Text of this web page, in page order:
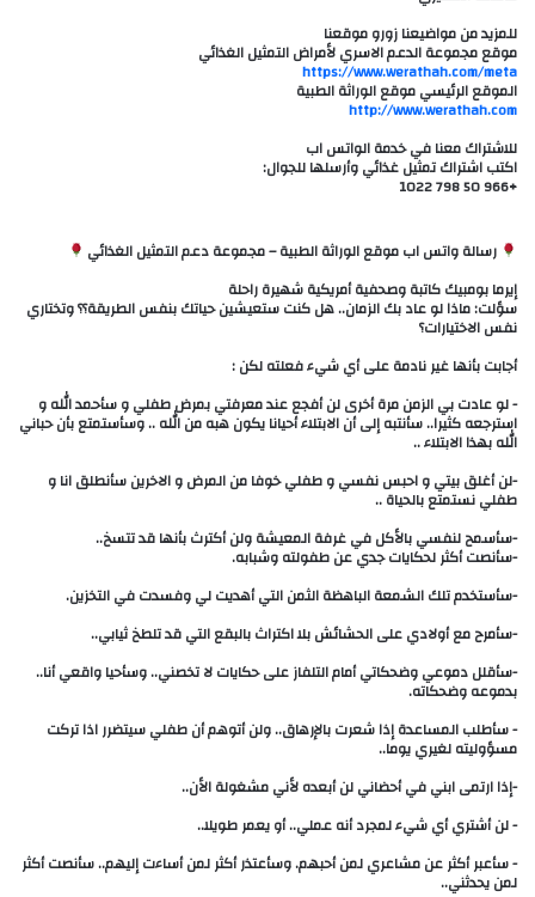
للمزيد من مواضيعنا زورو موقعنا
موقع مجموعة الدعم الاسري لأمراض التمثيل الغذائي
https://www.werathah.com/meta
الموقع الرئيسي موقع الوراثة الطبية
http://www.werathah.com
للاشتراك معنا في خدمة الواتس اب
اكتب اشتراك تمثيل غذائي وأرسلها للجوال:
+966 50 798 1022
رسالة واتس اب موقع الوراثة الطبية – مجموعة دعم التمثيل الغذائي
‎سؤلت: ماذا لو عاد بك الزمان.. هل كنت ستعيشين حياتك بنفس الطريقة؟؟ وتختاري
نفس الاختيارات؟
‎- لو عادت بي الزمن مرة أخرى لن أفجع عند معرفتي بمرض طفلي و سأحمد الله و
استرجعه كثيرا.. سأنتبه إلى أن الابتلاء أحيانا يكون هبه من الله .. وسأستمتع بأن حباني
الله بهذا الابتلاء ..
‎-لن أغلق بيتي و احبس نفسي و طفلي خوفا من المرض و الاخرين سأنطلق انا و
طفلي نستمتع بالحياة ..
‎-سأقلل دموعي وضحكاتي أمام التلفاز على حكايات لا تخصني.. وسأحيا واقعي أنا..
بدموعه وضحكاته.
‎- سأطلب المساعدة إذا شعرت بالإرهاق.. ولن أتوهم أن طفلي سيتضرر اذا تركت
مسؤوليته لغيري يوما..
‎- سأعبر أكثر عن مشاعري لمن أحبهم. وسأعتذر أكثر لمن أساءت إليهم.. سأنصت أكثر
لمن يحدثني..